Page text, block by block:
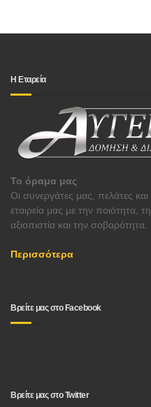
Η Εταρεία
Το όραμα μας
Οι συνεργάτες μας, πελάτες
εταιρεία μας με την ποιότητα,
αξιοπιστία και την σοβαρότητα.
Περισσότερα
Βρείτε μας στο Facebook
Βρείτε μας στο Twitter